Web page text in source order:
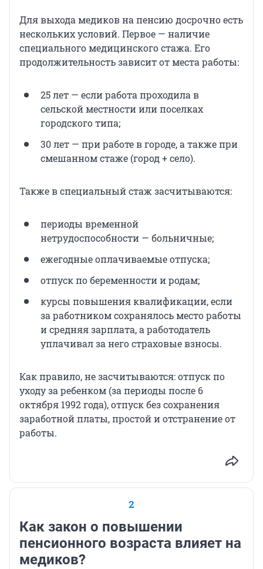
Для выхода медиков на пенсию досрочно есть
нескольких условий. Первое — наличие
специального медицинского стажа. Его
продолжительность зависит от места работы:
‎25 лет — если работа проходила в
сельской местности или поселках
городского типа;
‎30 лет — при работе в городе, а также при
смешанном стаже (город + село).‎
Также в специальный стаж засчитываются:
‎периоды временной
нетрудоспособности — больничные;
‎ежегодные оплачиваемые отпуска;
‎отпуск по беременности и родам;
‎курсы повышения квалификации, если
за работником сохранялось место работы
и средняя зарплата, а работодатель
уплачивал за него страховые взносы.
‎‎Как правило, не засчитываются: отпуск по
уходу за ребенком (за периоды после 6
октября 1992 года), отпуск без сохранения
заработной платы, простой и отстранение от
работы.
2
Как закон о повышении
пенсионного возраста влияет на
медиков?